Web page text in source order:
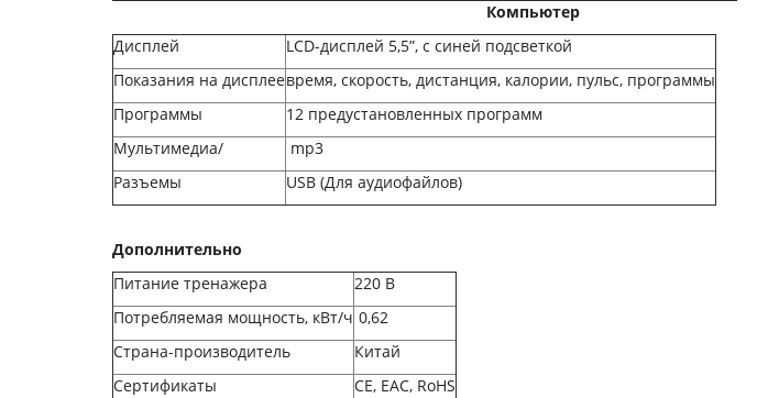
Компьютер
Дисплей
LCD-дисплей 5,5”, с синей подсветкой
Показания на дисплеевремя, скорость, дистанция, калории, пульс, программы
Программы
12 предустановленных программ
Мультимедиа/
mp3
Разъемы
USB (Для аудиофайлов)
Дополнительно
Питание тренажера
220 В
Потребляемая мощность, кВт/ч 0,62
Страна-производитель
Китай
Сертификаты
CE, ЕАС, RoHS